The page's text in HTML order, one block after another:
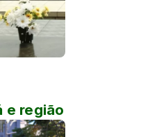
e região